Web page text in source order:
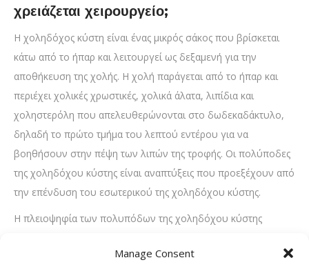
Manage Consent
χρειάζεται χειρουργείο;
Η χοληδόχος κύστη είναι ένας μικρός σάκος που βρίσκεται
κάτω από το ήπαρ και λειτουργεί ως δεξαμενή για την
αποθήκευση της χολής. Η χολή παράγεται από το ήπαρ και
περιέχει χολικές χρωστικές, χολικά άλατα, λιπίδια και
χοληστερόλη που απελευθερώνονται στο δωδεκαδάκτυλο,
δηλαδή το πρώτο τμήμα του λεπτού εντέρου για να
βοηθήσουν στην πέψη των λιπών της τροφής. Οι πολύποδες
της χοληδόχου κύστης είναι αναπτύξεις που προεξέχουν από
την επένδυση του εσωτερικού της χοληδόχου κύστης.
Η πλειοψηφία των πολυπόδων της χοληδόχου κύστης
διερεύνηση άλλων παθήσεων. Οι πολύποδες μπορεί να είναι